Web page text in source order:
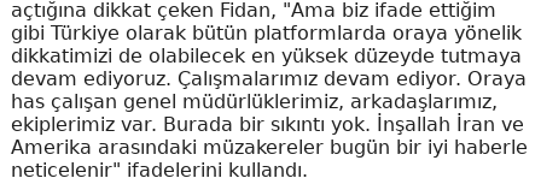
açtığına dikkat çeken Fidan, "Ama biz ifade ettiğim
gibi Türkiye olarak bütün platformlarda oraya yönelik
dikkatimizi de olabilecek en yüksek düzeyde tutmaya
devam ediyoruz. Çalışmalarımız devam ediyor. Oraya
has çalışan genel müdürlüklerimiz, arkadaşlarımız,
ekiplerimiz var. Burada bir sıkıntı yok. İnşallah İran ve
Amerika arasındaki müzakereler bugün bir iyi haberle
neticelenir" ifadelerini kullandı.